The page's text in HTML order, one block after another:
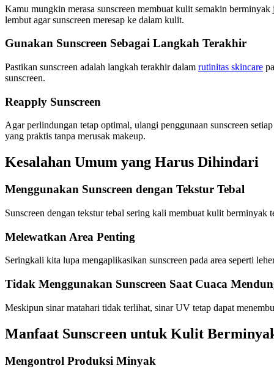
Kamu mungkin merasa sunscreen membuat kulit semakin
lembut agar sunscreen meresap ke dalam kulit.
Gunakan Sunscreen Sebagai Langkah Terakhir
Pastikan sunscreen adalah langkah terakhir dalam rutinitas skincare
sunscreen.
Reapply Sunscreen
Agar perlindungan tetap optimal, ulangi penggunaan sunscreen
yang praktis tanpa merusak makeup.
Kesalahan Umum yang Harus Dihindari
Menggunakan Sunscreen dengan Tekstur Tebal
Sunscreen dengan tekstur tebal sering kali membuat kulit
Melewatkan Area Penting
Seringkali kita lupa mengaplikasikan sunscreen pada area seperti
Tidak Menggunakan Sunscreen Saat Cuaca
Meskipun sinar matahari tidak terlihat, sinar UV tetap dapat
Manfaat Sunscreen untuk Kulit
Mengontrol Produksi Minyak